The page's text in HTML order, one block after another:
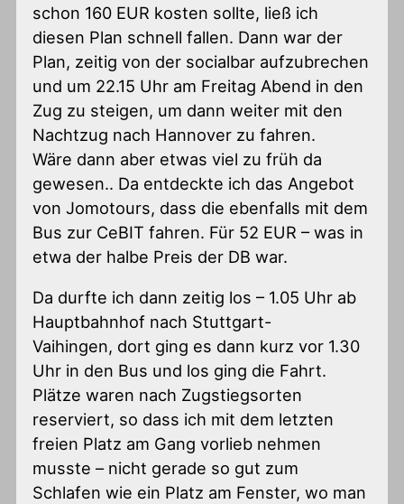
schon 160 EUR kosten sollte, ließ ich
diesen Plan schnell fallen. Dann war der
Plan, zeitig von der socialbar aufzubrechen
und um 22.15 Uhr am Freitag Abend in den
Zug zu steigen, um dann weiter mit den
Nachtzug nach Hannover zu fahren.
Wäre dann aber etwas viel zu früh da
gewesen.. Da entdeckte ich das Angebot
von Jomotours, dass die ebenfalls mit dem
Bus zur CeBIT fahren. Für 52 EUR – was in
etwa der halbe Preis der DB war.
Da durfte ich dann zeitig los – 1.05 Uhr ab
Hauptbahnhof nach Stuttgart-
Vaihingen, dort ging es dann kurz vor 1.30
Uhr in den Bus und los ging die Fahrt.
Plätze waren nach Zugstiegsorten
reserviert, so dass ich mit dem letzten
freien Platz am Gang vorlieb nehmen
musste – nicht gerade so gut zum
Schlafen wie ein Platz am Fenster, wo man